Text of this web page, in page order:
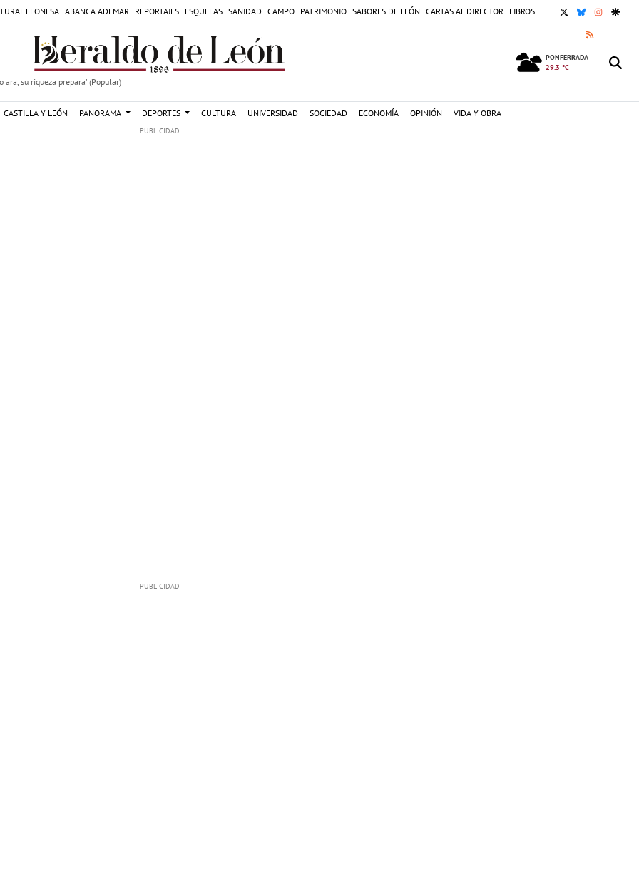
LEONESA ABANCA ADEMAR REPORTAJES ESQUELAS SANIDAD CAMPO PATRIMONIO SABORES DE LEÓN CARTAS AL DIRECTOR LIBROS X BLUESKY
RSS
ara, su riqueza prepara' (Popular)
PONFERRADA
29.3 °C
CASTILLA Y LEÓN PANORAMA DEPORTES CULTURA UNIVERSIDAD SOCIEDAD ECONOMÍA OPINIÓN VIDA Y OBRA